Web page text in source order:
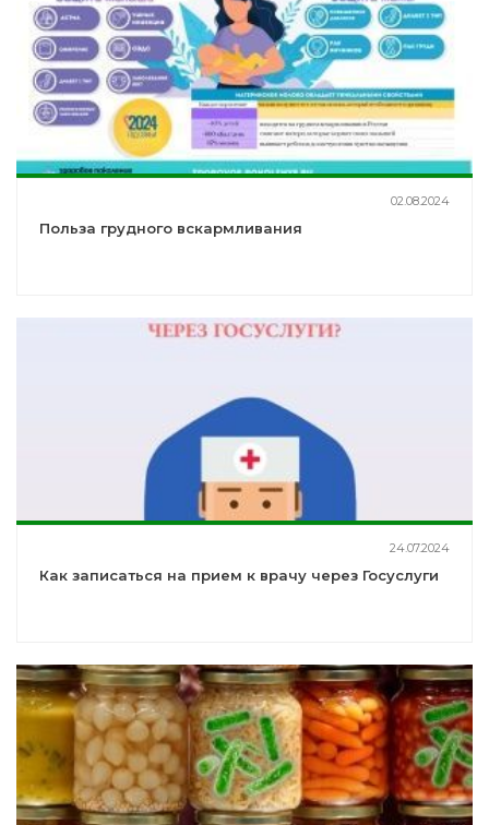
02.08.2024
Польза грудного вскармливания
24.07.2024
Как записаться на прием к врачу через Госуслуги